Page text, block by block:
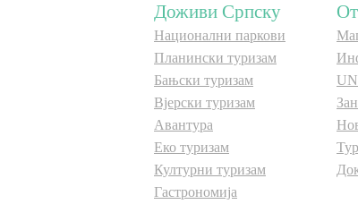
Доживи Српску
Национални паркови
Планински туризам
Бањски туризам
Вјерски туризам
Авантура
Еко туризам
Културни туризам
Гастрономија